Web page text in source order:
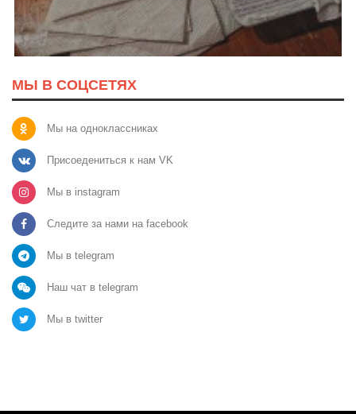
МЫ В СОЦСЕТЯХ
Мы на одноклассниках
Присоедениться к нам VK
Мы в instagram
Следите за нами на facebook
Мы в telegram
Наш чат в telegram
Мы в twitter